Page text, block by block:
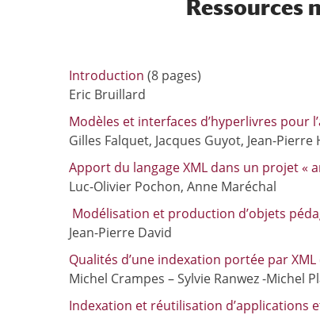
Ressources
Introduction (8 pages)
Eric Bruillard
Modèles et interfaces d’hyperlivres pour
Gilles Falquet, Jacques Guyot, Jean-Pierre
Apport du langage XML dans un projet «
Luc-Olivier Pochon, Anne Maréchal
Modélisation et production d’objets
Jean-Pierre David
Qualités d’une indexation portée par
Michel Crampes – Sylvie Ranwez -Michel
Indexation et réutilisation d’applications